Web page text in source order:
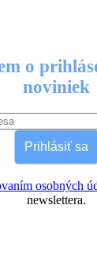
o
noviniek
Prihlásiť sa
osobných
newslettera.